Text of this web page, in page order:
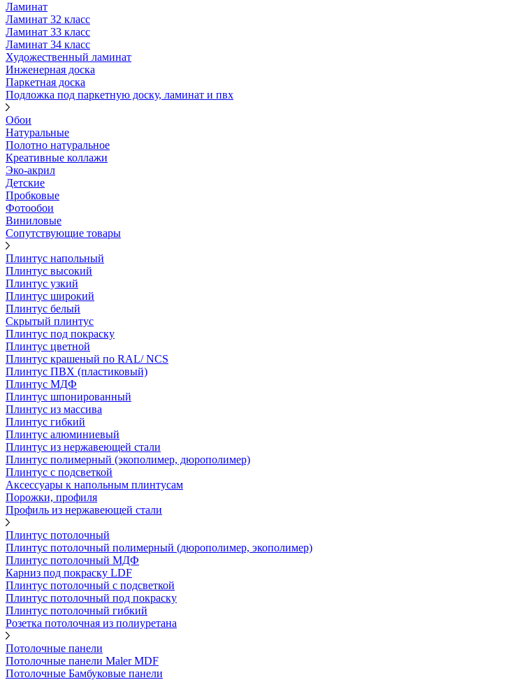
Ламинат
Ламинат 32 класс
Ламинат 33 класс
Ламинат 34 класс
Художественный ламинат
Инженерная доска
Паркетная доска
Подложка под паркетную доску, ламинат и пвх
Обои
Натуральные
Полотно натуральное
Креативные коллажи
Эко-акрил
Детские
Пробковые
Фотообои
Виниловые
Сопутствующие товары
Плинтус напольный
Плинтус высокий
Плинтус узкий
Плинтус широкий
Плинтус белый
Скрытый плинтус
Плинтус под покраску
Плинтус цветной
Плинтус крашеный по RAL/ NCS
Плинтус ПВХ (пластиковый)
Плинтус МДФ
Плинтус шпонированный
Плинтус из массива
Плинтус гибкий
Плинтус алюминиевый
Плинтус из нержавеющей стали
Плинтус полимерный (экополимер, дюрополимер)
Плинтус с подсветкой
Аксессуары к напольным плинтусам
Порожки, профиля
Профиль из нержавеющей стали
Плинтус потолочный
Плинтус потолочный полимерный (дюрополимер, экополимер)
Плинтус потолочный МДФ
Карниз под покраску LDF
Плинтус потолочный с подсветкой
Плинтус потолочный под покраску
Плинтус потолочный гибкий
Розетка потолочная из полиуретана
Потолочные панели
Потолочные панели Maler MDF
Потолочные Бамбуковые панели